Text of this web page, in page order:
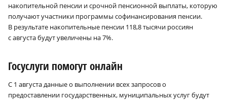
накопительной пенсии и срочной пенсионной выплаты, которую
получают участники программы софинансирования пенсии.
В результате накопительные пенсии 118,8 тысячи россиян
с августа будут увеличены на 7%.
Госуслуги помогут онлайн
С 1 августа данные о выполнении всех запросов о
предоставлении государственных, муниципальных услуг будут